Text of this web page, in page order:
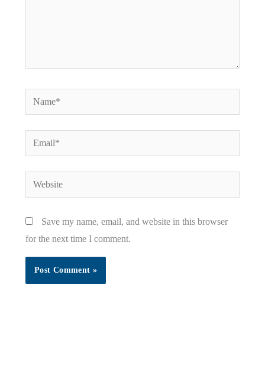
Name*
Email*
Website
Save my name, email, and website in this browser
for the next time I comment.